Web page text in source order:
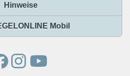
Hinweise
Mobil